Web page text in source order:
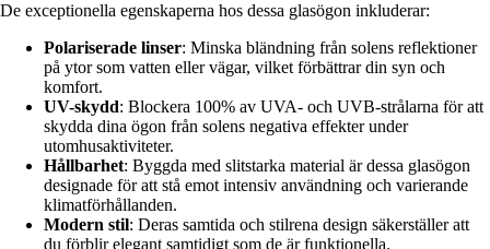
De exceptionella egenskaperna hos dessa glasögon inkluderar:
Polariserade linser: Minska bländning från solens reflektioner
på ytor som vatten eller vägar, vilket förbättrar din syn och
komfort.
UV-skydd: Blockera 100% av UVA- och UVB-strålarna för att
skydda dina ögon från solens negativa effekter under
utomhusaktiviteter.
Hållbarhet: Byggda med slitstarka material är dessa glasögon
designade för att stå emot intensiv användning och varierande
klimatförhållanden.
Modern stil: Deras samtida och stilrena design säkerställer att
du förblir elegant samtidigt som de är funktionella.